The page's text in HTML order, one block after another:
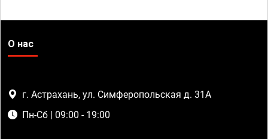
О нас
г. Астрахань, ул. Симферопольская д. 31А
Пн-Сб | 09:00 - 19:00